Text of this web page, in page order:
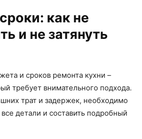
как не
и не затянуть
и сроков ремонта кухни –
требует внимательного подхода.
трат и задержек, необходимо
детали и составить подробный